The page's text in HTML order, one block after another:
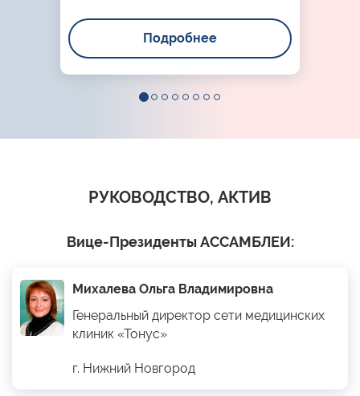
Подробнее
РУКОВОДСТВО, АКТИВ
Вице-Президенты АССАМБЛЕИ:
Михалева Ольга Владимировна
Генеральный директор сети медицинских
клиник «Тонус»
г. Нижний Новгород